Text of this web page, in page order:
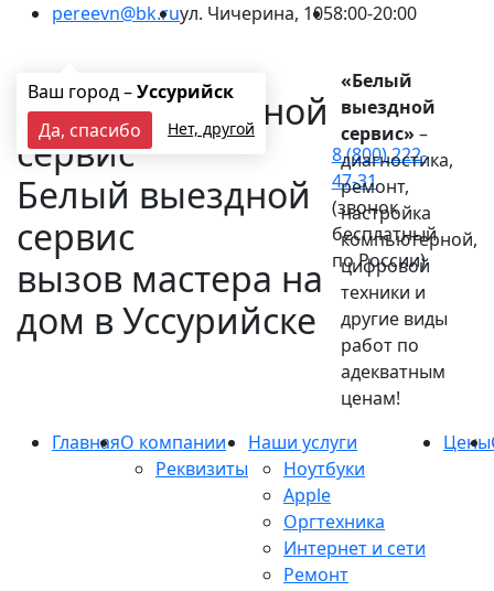
pereevn@bk.ruул. Чичерина, 1058:00-20:00
Ваш город –Уссурийск
Да, спасибо
Нет, другой
Белый выездной
сервис
вызов мастера на
дом в Уссурийске
8 (800) 222-
47-31
(звонок
бесплатный
по России)
«Белый
выездной
сервис» –
диагностика,
ремонт,
настройка
компьютерной,
цифровой
техники и
другие виды
работ по
адекватным
ценам!
ГлавнаяО компании
Реквизиты
Наши услуги
Ноутбуки
Apple
Оргтехника
Интернет и сети
Ремонт
Цены